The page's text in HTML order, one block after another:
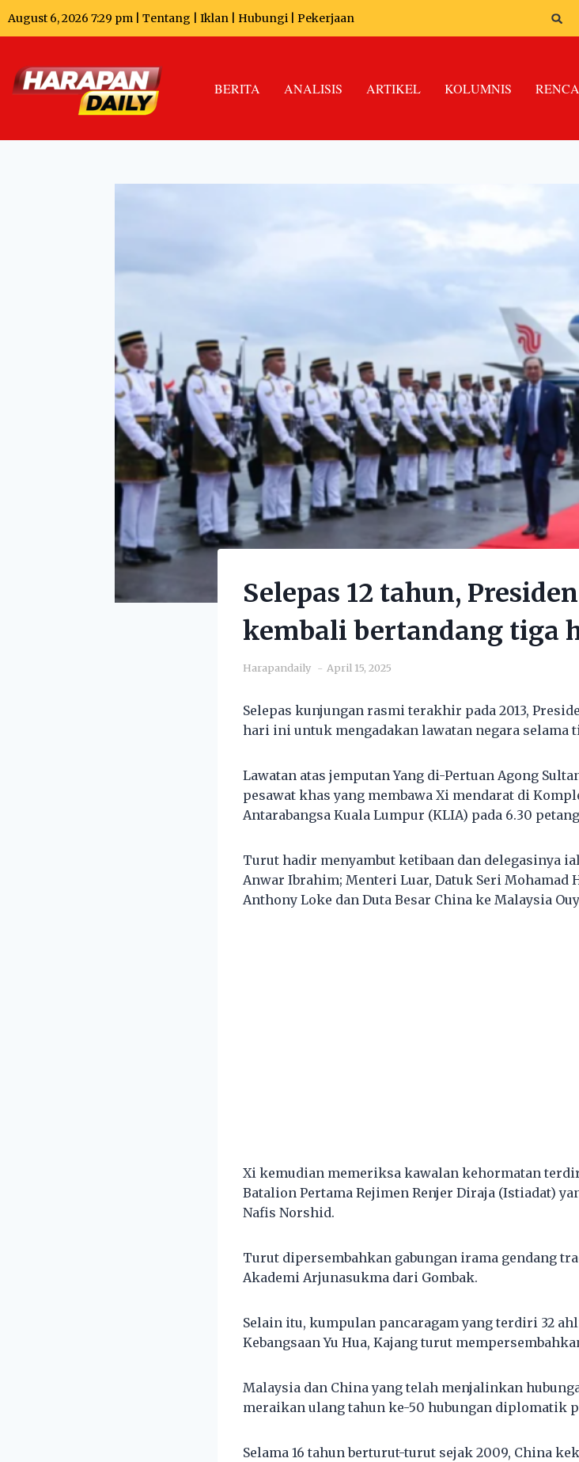
August 6, 2026 7:29 pm | Tentang Iklan Hubungi Pekerjaan
BERITA ANALISIS ARTIKEL KOLUMNIS
Selepas 12 tahun,
kembali bertandang tiga
Harapandaily April 15, 2025
Selepas kunjungan rasmi terakhir pada 2013,
hari ini untuk mengadakan lawatan negara selama
Lawatan atas jemputan Yang di-Pertuan Agong
pesawat khas yang membawa Xi mendarat di
Antarabangsa Kuala Lumpur (KLIA) pada 6.30
Turut hadir menyambut ketibaan dan delegasinya
Anwar Ibrahim; Menteri Luar, Datuk Seri Mohamad
Anthony Loke dan Duta Besar China ke Malaysia
Xi kemudian memeriksa kawalan kehormatan
Batalion Pertama Rejimen Renjer Diraja (Istiadat)
Nafis Norshid.
Turut dipersembahkan gabungan irama gendang
Akademi Arjunasukma dari Gombak.
Selain itu, kumpulan pancaragam yang terdiri 32
Kebangsaan Yu Hua, Kajang turut
Malaysia dan China yang telah menjalinkan
meraikan ulang tahun ke-50 hubungan diplomatik
Selama 16 tahun berturut-turut sejak 2009, China